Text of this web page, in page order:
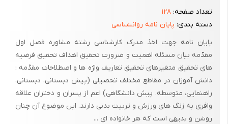
تعداد صفحه: ۱۲۸
دسته بندی: پایان نامه روانشناسی
پایان نامه جهت اخذ مدرک کارشناسی رشته مشاوره فصل اول
مقدّمه بیان مسئله اهمیت و ضرورت تحقیق اهداف تحقیق فرضیه
های تحقیق متغیرهای تحقیق تعاریف واژه ها و اصطلاحات مقدّمه :
دانش آموزان در مقاطع مختلف تحصیلی (پیش دبستانی، دبستانی،
راهنمایی، متوسطه، پیش دانشگاهی) اعم از پسران و دختران علاقه
وافری به زنگ های ورزش و تربیت بدنی دارند. این موضوع آن چنان
روشن و بدیهی است که هر خانواده ای ...